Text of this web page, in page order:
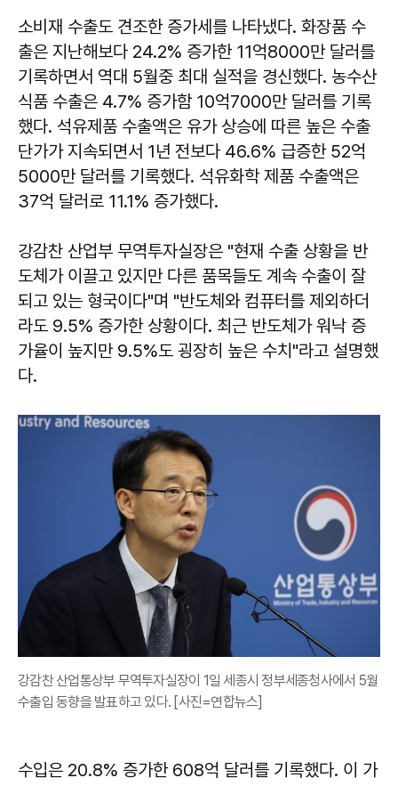
소비재 수출도 견조한 증가세를 나타냈다. 화장품 수
출은 지난해보다 24.2% 증가한 11억8000만 달러를
기록하면서 역대 5월중 최대 실적을 경신했다. 농수산
식품 수출은 4.7% 증가함 10억7000만 달러를 기록
했다. 석유제품 수출액은 유가 상승에 따른 높은 수출
단가가 지속되면서 1년 전보다 46.6% 급증한 52억
5000만 달러를 기록했다. 석유화학 제품 수출액은
37억 달러로 11.1% 증가했다.
강감찬 산업부 무역투자실장은 "현재 수출 상황을 반
도체가 이끌고 있지만 다른 품목들도 계속 수출이 잘
되고 있는 형국이다"며 "반도체와 컴퓨터를 제외하더
라도 9.5% 증가한 상황이다. 최근 반도체가 워낙 증
가율이 높지만 9.5%도 굉장히 높은 수치"라고 설명했
다.
강감찬 산업통상부 무역투자실장이 1일 세종시 정부세종청사에서 5월
수출입 동향을 발표하고 있다. [사진=연합뉴스]
수입은 20.8% 증가한 608억 달러를 기록했다. 이 가